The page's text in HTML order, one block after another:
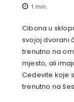
1 min.
Cibona u
svojoj dvorani
trenutno na
mjesto, ali
Cedevite koje
trenutno na